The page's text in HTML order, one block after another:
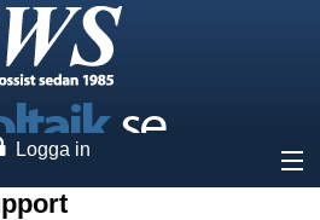
Logga in